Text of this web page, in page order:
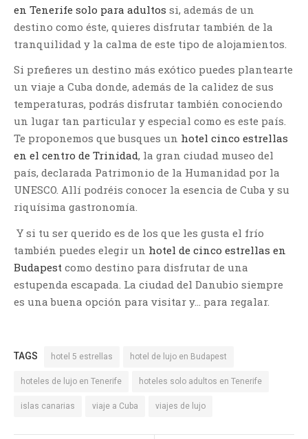
en Tenerife solo para adultos si, además de un
destino como éste, quieres disfrutar también de la
tranquilidad y la calma de este tipo de alojamientos.
Si prefieres un destino más exótico puedes plantearte
un viaje a Cuba donde, además de la calidez de sus
temperaturas, podrás disfrutar también conociendo
un lugar tan particular y especial como es este país.
Te proponemos que busques un hotel cinco estrellas
en el centro de Trinidad, la gran ciudad museo del
país, declarada Patrimonio de la Humanidad por la
UNESCO. Allí podréis conocer la esencia de Cuba y su
riquísima gastronomía.
Y si tu ser querido es de los que les gusta el frío
también puedes elegir un hotel de cinco estrellas en
Budapest como destino para disfrutar de una
estupenda escapada. La ciudad del Danubio siempre
es una buena opción para visitar y… para regalar.
TAGS hotel 5 estrellas hotel de lujo en Budapest
hoteles de lujo en Tenerife hoteles solo adultos en Tenerife
islas canarias viaje a Cuba viajes de lujo